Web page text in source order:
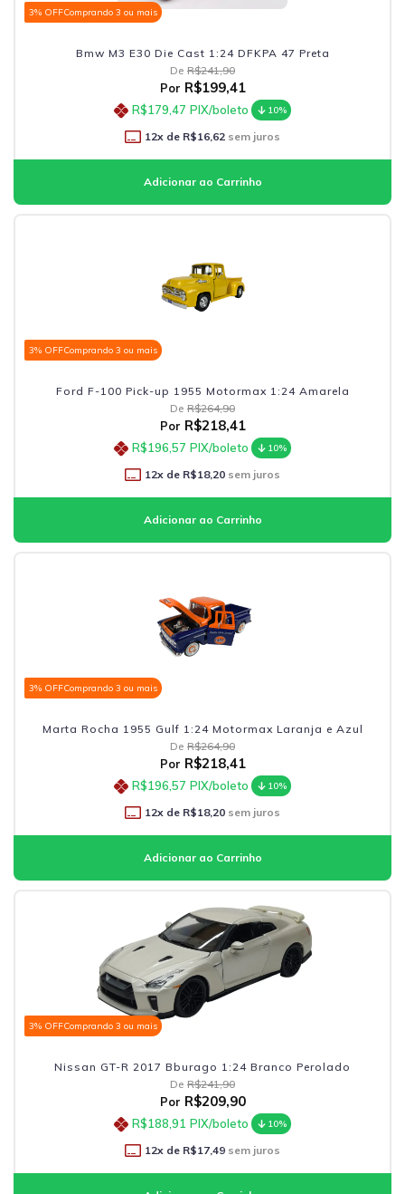
3% OFFComprando 3 ou mais
Bmw M3 E30 Die Cast 1:24 DFKPA 47 Preta
De R$241,90
Por R$199,41
R$179,47 PIX/boleto 10%
12x de R$16,62 sem juros
3% OFFComprando 3 ou mais
Ford F-100 Pick-up 1955 Motormax 1:24 Amarela
De R$264,90
Por R$218,41
R$196,57 PIX/boleto 10%
12x de R$18,20 sem juros
3% OFFComprando 3 ou mais
Marta Rocha 1955 Gulf 1:24 Motormax Laranja e Azul
De R$264,90
Por R$218,41
R$196,57 PIX/boleto 10%
12x de R$18,20 sem juros
3% OFFComprando 3 ou mais
Nissan GT-R 2017 Bburago 1:24 Branco Perolado
De R$241,90
Por R$209,90
R$188,91 PIX/boleto 10%
12x de R$17,49 sem juros